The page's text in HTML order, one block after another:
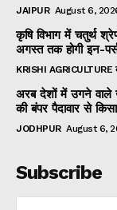
JAIPUR August 6,
कृषि विभाग में चतुर्थ
अगस्त तक होगी इन-
KRISHI AGRICULTURE
अरब देशों में उगने वाले
की बंपर पैदावार से
JODHPUR August 6,
Subscribe